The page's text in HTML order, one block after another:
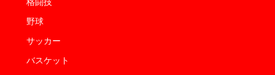
格闘技
野球
サッカー
バスケット